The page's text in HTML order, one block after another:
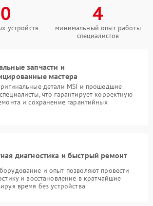
устройств
4
минимальный опыт работы
специалистов
запчасти и
мастера
детали MSI и прошедшие
что гарантирует корректную
и сохранение гарантийных
диагностика и быстрый ремонт
и опыт позволяют провести
и восстановление в кратчайшие
время без устройства